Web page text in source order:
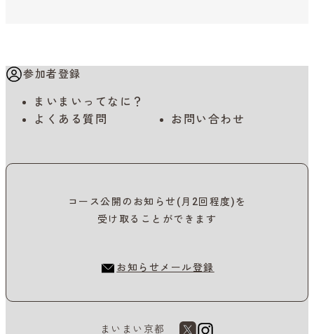
参加者登録
まいまいってなに？
よくある質問
お問い合わせ
コース公開のお知らせ(月2回程度)を
受け取ることができます
お知らせメール登録
まいまい京都